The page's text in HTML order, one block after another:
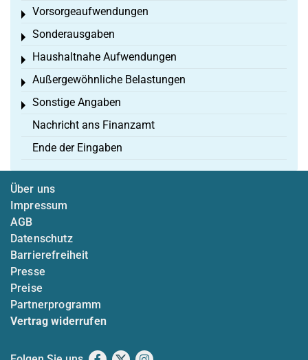
Vorsorgeaufwendungen
Toggle menu
Sonderausgaben
Toggle menu
Haushaltnahe Aufwendungen
Toggle menu
Außergewöhnliche Belastungen
Toggle menu
Sonstige Angaben
Toggle menu
Nachricht ans Finanzamt
Ende der Eingaben
Über uns
Impressum
AGB
Datenschutz
Barrierefreiheit
Presse
Preise
Partnerprogramm
Vertrag widerrufen